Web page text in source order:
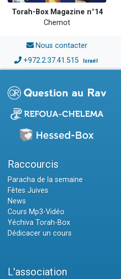
Torah-Box Magazine n°14
Chemot
Nous contacter
+972.2.37.41.515 Israël
Raccourcis
Paracha de la semaine
Fêtes Juives
News
Cours Mp3-Vidéo
Yéchiva Torah-Box
Dédicacer un cours
L'association